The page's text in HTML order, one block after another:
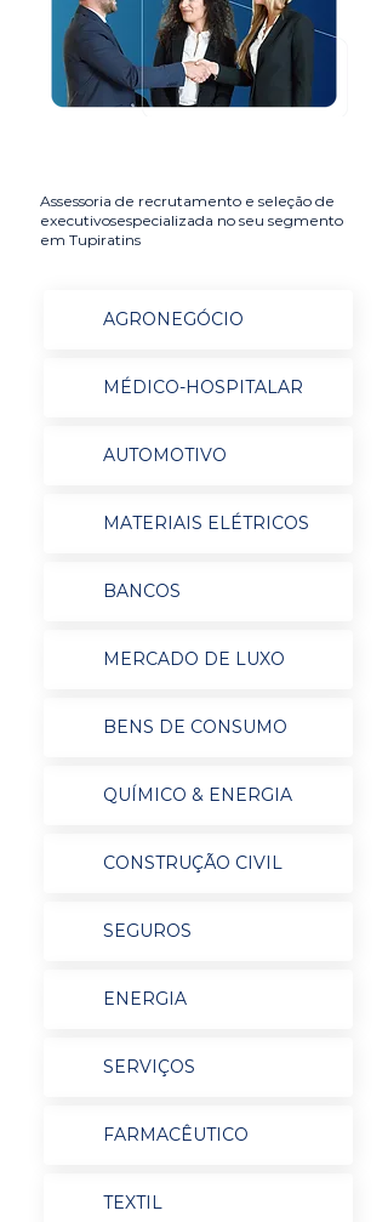
Assessoria de recrutamento e seleção de
executivosespecializada no seu segmento
em Tupiratins
AGRONEGÓCIO
MÉDICO-HOSPITALAR
AUTOMOTIVO
MATERIAIS ELÉTRICOS
BANCOS
MERCADO DE LUXO
BENS DE CONSUMO
QUÍMICO & ENERGIA
CONSTRUÇÃO CIVIL
SEGUROS
ENERGIA
SERVIÇOS
FARMACÊUTICO
TEXTIL